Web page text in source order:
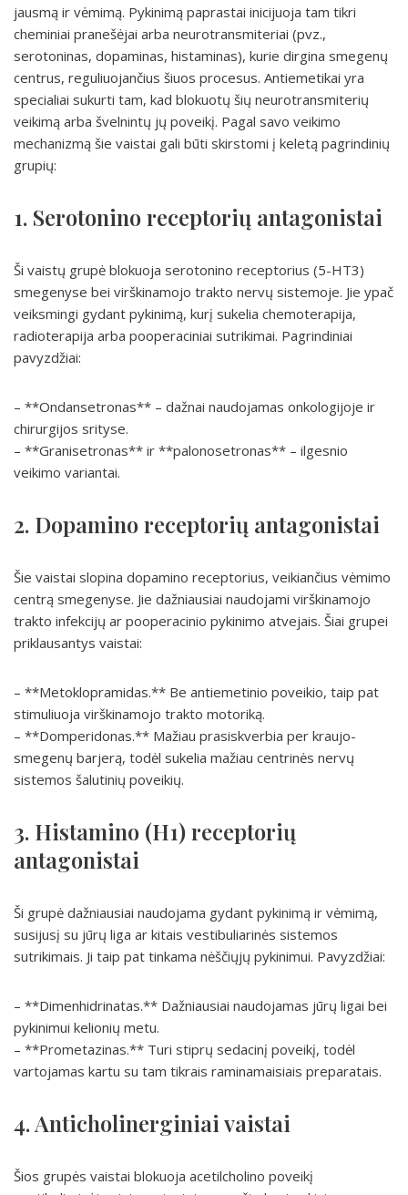
jausmą ir vėmimą. Pykinimą paprastai inicijuoja tam tikri
cheminiai pranešėjai arba neurotransmiteriai (pvz.,
serotoninas, dopaminas, histaminas), kurie dirgina smegenų
centrus, reguliuojančius šiuos procesus. Antiemetikai yra
specialiai sukurti tam, kad blokuotų šių neurotransmiterių
veikimą arba švelnintų jų poveikį. Pagal savo veikimo
mechanizmą šie vaistai gali būti skirstomi į keletą pagrindinių
grupių:
1. Serotonino receptorių antagonistai
Ši vaistų grupė blokuoja serotonino receptorius (5-HT3)
smegenyse bei virškinamojo trakto nervų sistemoje. Jie ypač
veiksmingi gydant pykinimą, kurį sukelia chemoterapija,
radioterapija arba pooperaciniai sutrikimai. Pagrindiniai
pavyzdžiai:
– **Ondansetronas** – dažnai naudojamas onkologijoje ir
chirurgijos srityse.
– **Granisetronas** ir **palonosetronas** – ilgesnio
veikimo variantai.
2. Dopamino receptorių antagonistai
Šie vaistai slopina dopamino receptorius, veikiančius vėmimo
centrą smegenyse. Jie dažniausiai naudojami virškinamojo
trakto infekcijų ar pooperacinio pykinimo atvejais. Šiai grupei
priklausantys vaistai:
– **Metoklopramidas.** Be antiemetinio poveikio, taip pat
stimuliuoja virškinamojo trakto motoriką.
– **Domperidonas.** Mažiau prasiskverbia per kraujo-
smegenų barjerą, todėl sukelia mažiau centrinės nervų
sistemos šalutinių poveikių.
3. Histamino (H1) receptorių
antagonistai
Ši grupė dažniausiai naudojama gydant pykinimą ir vėmimą,
susijusį su jūrų liga ar kitais vestibuliarinės sistemos
sutrikimais. Ji taip pat tinkama nėščiųjų pykinimui. Pavyzdžiai:
– **Dimenhidrinatas.** Dažniausiai naudojamas jūrų ligai bei
pykinimui kelionių metu.
– **Prometazinas.** Turi stiprų sedacinį poveikį, todėl
vartojamas kartu su tam tikrais raminamaisiais preparatais.
4. Anticholinerginiai vaistai
Šios grupės vaistai blokuoja acetilcholino poveikį